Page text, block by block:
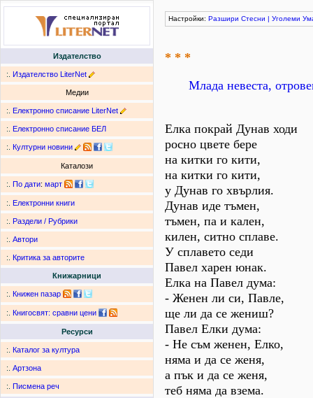
Издателство
:. Издателство LiterNet
Медии
:. Електронно списание LiterNet
:. Електронно списание БЕЛ
:. Културни новини
Каталози
:. По дати: март
:. Електронни книги
:. Раздели / Рубрики
:. Автори
:. Критика за авторите
Книжарници
:. Книжен пазар
:. Книгосвят: сравни цени
Ресурси
:. Каталог за култура
:. Артзона
:. Писмена реч
Настройки: Разшири Стесни | Уголеми
* * *
Млада невеста,
Елка покрай Дунав ходи
росно цвете бере
на китки го кити,
на китки го кити,
у Дунав го хвърлия.
Дунав иде тъмен,
тъмен, па и кален,
килен, ситно сплаве.
У сплавето седи
Павел харен юнак.
Елка на Павел дума:
- Женен ли си, Павле,
ще ли да се жениш?
Павел Елки дума:
- Не съм женен, Елко,
няма и да се женя,
а пък и да се женя,
теб няма да взема.